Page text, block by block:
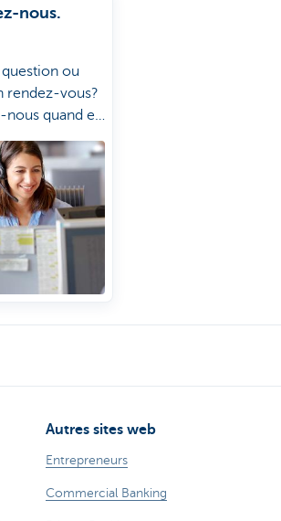
nous.
ou
rendez-vous?
quand et
de la
vous
mieux.
Autres sites web
Entrepreneurs
Commercial Banking